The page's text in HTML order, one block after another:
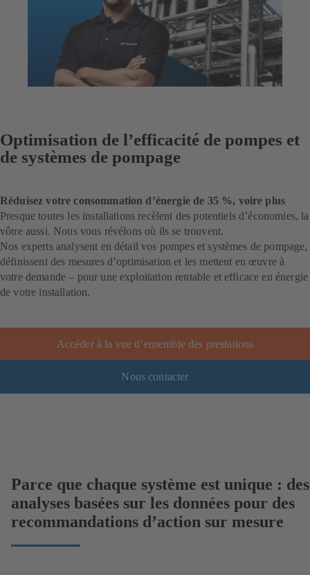
Optimisation de l’efficacité de pompes et
de systèmes de pompage
Réduisez votre consommation d’énergie de 35 %, voire plus
Presque toutes les installations recèlent des potentiels d’économies, la
vôtre aussi. Nous vous révélons où ils se trouvent.
Nos experts analysent en détail vos pompes et systèmes de pompage,
définissent des mesures d’optimisation et les mettent en œuvre à
votre demande – pour une exploitation rentable et efficace en énergie
de votre installation.
Accéder à la vue d’ensemble des prestations
Nous contacter
Parce que chaque système est unique : des
analyses basées sur les données pour des
recommandations d’action sur mesure